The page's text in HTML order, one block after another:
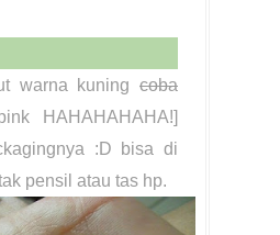
warna kuning coba
HAHAHAHAHA!]
:D bisa di
pensil atau tas hp.